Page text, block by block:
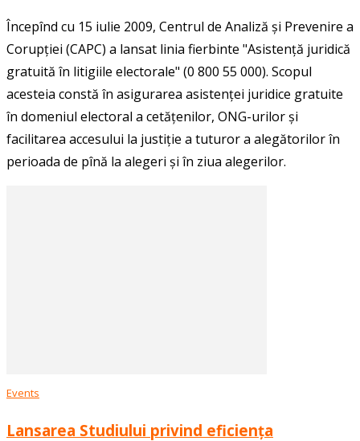
Începînd cu 15 iulie 2009, Centrul de Analiză și Prevenire a
Corupției (CAPC) a lansat linia fierbinte "Asistență juridică
gratuită în litigiile electorale" (0 800 55 000). Scopul
acesteia constă în asigurarea asistenței juridice gratuite
în domeniul electoral a cetățenilor, ONG-urilor și
facilitarea accesului la justiție a tuturor a alegătorilor în
perioada de pînă la alegeri și în ziua alegerilor.
Events
Lansarea Studiului privind eficiența